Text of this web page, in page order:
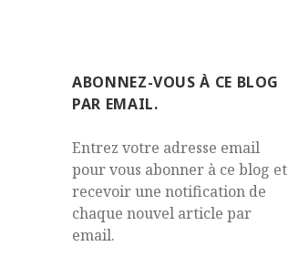
ABONNEZ-VOUS À CE BLOG
PAR EMAIL.
Entrez votre adresse email
pour vous abonner à ce blog et
recevoir une notification de
chaque nouvel article par
email.